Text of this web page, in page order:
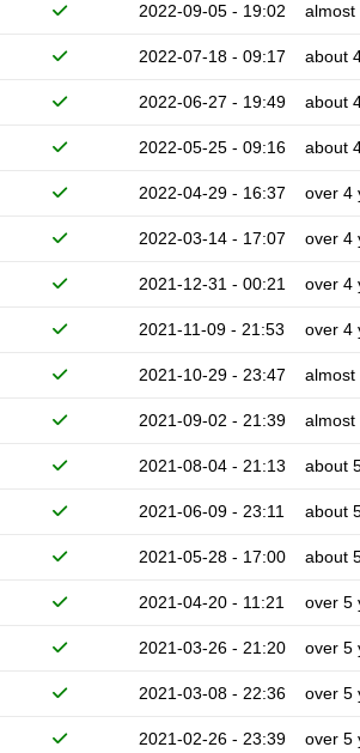
2022-09-05 - 19:02 almost
2022-07-18 - 09:17 about
2022-06-27 - 19:49 about
2022-05-25 - 09:16 about
2022-04-29 - 16:37 over 4
2022-03-14 - 17:07 over 4
2021-12-31 - 00:21 over 4
2021-11-09 - 21:53 over 4
2021-10-29 - 23:47 almost
2021-09-02 - 21:39 almost
2021-08-04 - 21:13 about
2021-06-09 - 23:11 about
2021-05-28 - 17:00 about
2021-04-20 - 11:21 over 5
2021-03-26 - 21:20 over 5
2021-03-08 - 22:36 over 5
2021-02-26 - 23:39 over 5